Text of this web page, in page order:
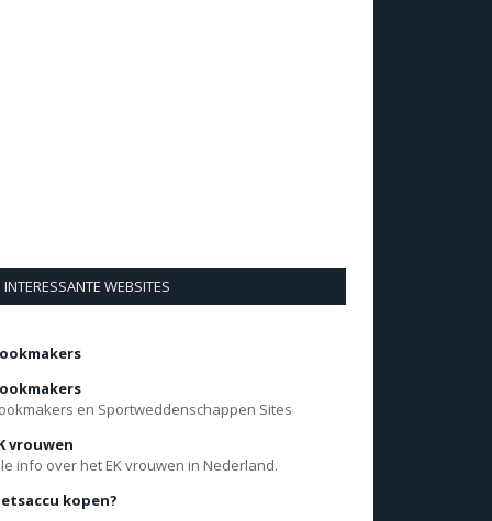
INTERESSANTE WEBSITES
en Sportweddenschappen Sites
vrouwen
info over het EK vrouwen in Nederland.
kopen?